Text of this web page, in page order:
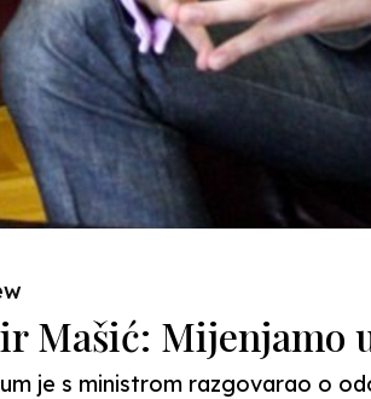
Mašić: Mijenjamo
je s ministrom razgovarao o